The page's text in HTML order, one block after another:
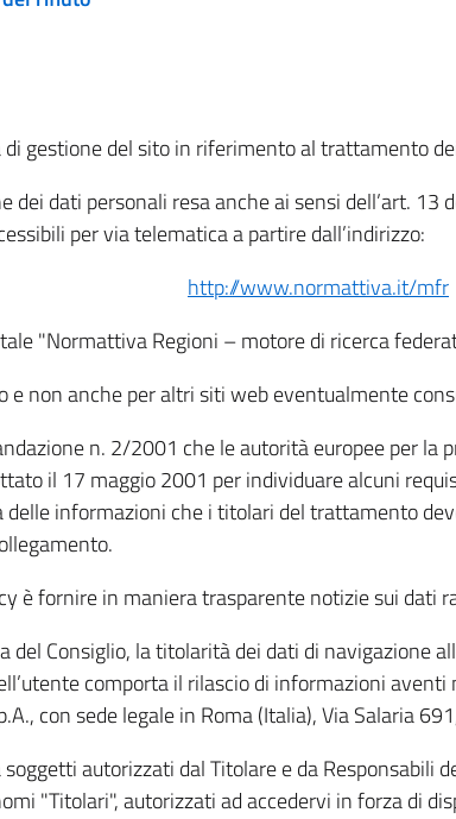
gestione del sito in riferimento al trattamento
dati personali resa anche ai sensi dell’art. 13
per via telematica a partire dall’indirizzo:
http://www.normattiva.it/mfr
"Normattiva Regioni – motore di ricerca
e non anche per altri siti web eventualmente
n. 2/2001 che le autorità europee per
il 17 maggio 2001 per individuare alcuni
informazioni che i titolari del trattamento
è fornire in maniera trasparente notizie sui dati
Consiglio, la titolarità dei dati di navigazione
comporta il rilascio di informazioni
con sede legale in Roma (Italia), Via Salaria
autorizzati dal Titolare e da
"Titolari", autorizzati ad accedervi in forza di